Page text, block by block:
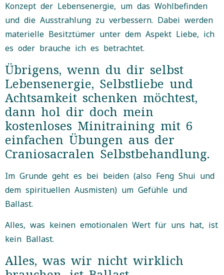
Konzept der Lebensenergie, um das Wohlbefinden
und die Ausstrahlung zu verbessern. Dabei werden
materielle Besitztümer unter dem Aspekt Liebe, ich
es oder brauche ich es betrachtet.
Übrigens, wenn du dir selbst
Lebensenergie, Selbstliebe und
Achtsamkeit schenken möchtest,
dann hol dir doch mein
kostenloses Minitraining mit 6
einfachen Übungen aus der
Craniosacralen Selbstbehandlung.
Im Grunde geht es bei beiden (also Feng Shui und
dem spirituellen Ausmisten) um Gefühle und
Ballast.
Alles, was keinen emotionalen Wert für uns hat, ist
kein Ballast.
Alles, was wir nicht wirklich